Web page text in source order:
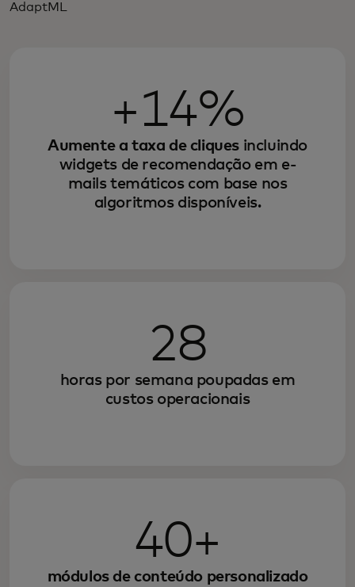
AdaptML
+14%
Aumente a taxa de cliques incluindo
widgets de recomendação em e-
mails temáticos com base nos
algoritmos disponíveis.
28
horas por semana poupadas em
custos operacionais
40+
módulos de conteúdo personalizado